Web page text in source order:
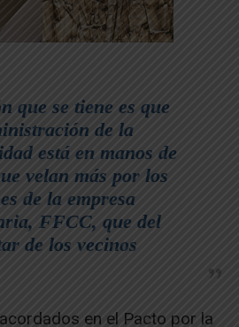
que se tiene es que
de la
está en manos de
velan más por los
de la empresa
FFCC, que del
de los vecinos
en el Pacto por la